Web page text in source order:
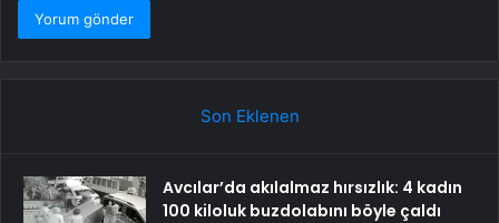
Son Eklenen
Avcılar’da akılalmaz hırsızlık: 4 kadın
100 kiloluk buzdolabını böyle çaldı